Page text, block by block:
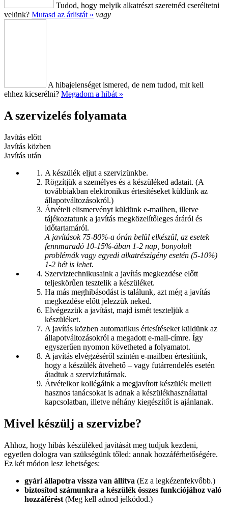
Tudod, hogy melyik alkatrészt szeretnéd cseréltetni
velünk? Mutasd az árlistát » vagy
A hibajelenséget ismered, de nem tudod, mit kell
ehhez kicserélni? Megadom a hibát »
A szervizelés folyamata
Javítás előtt
Javítás közben
Javítás után
A készülék eljut a szervizünkbe.
Rögzítjük a személyes és a készüléked adatait. (A
továbbiakban elektronikus értesítéseket küldünk az
állapotváltozásokról.)
Átvételi elismervényt küldünk e-mailben, illetve
tájékoztatunk a javítás megközelítőleges áráról és
időtartamáról.
A javítások 75-80%-a órán belül elkészül, az esetek
fennmaradó 10-15%-ában 1-2 nap, bonyolult
problémák vagy egyedi alkatrészigény esetén (5-10%)
1-2 hét is lehet.
Szerviztechnikusaink a javítás megkezdése előtt
teljeskörűen tesztelik a készüléket.
Ha más meghibásodást is találunk, azt még a javítás
megkezdése előtt jelezzük neked.
Elvégezzük a javítást, majd ismét teszteljük a
készüléket.
A javítás közben automatikus értesítéseket küldünk az
állapotváltozásokról a megadott e-mail-címre. Így
egyszerűen nyomon követheted a folyamatot.
A javítás elvégzéséről szintén e-mailben értesítünk,
hogy a készülék átvehető – vagy futárrendelés esetén
átadtuk a szervizfutárnak.
Átvételkor kollégáink a megjavított készülék mellett
hasznos tanácsokat is adnak a készülékhasználattal
kapcsolatban, illetve néhány kiegészítőt is ajánlanak.
Mivel készülj a szervizbe?
Ahhoz, hogy hibás készüléked javítását meg tudjuk kezdeni,
egyetlen dologra van szükségünk tőled: annak hozzáférhetőségére.
Ez két módon lesz lehetséges:
gyári állapotra vissza van állítva (Ez a legkézenfekvőbb.)
biztosítod számunkra a készülék összes funkciójához való
hozzáférést (Meg kell adnod jelkódod.)